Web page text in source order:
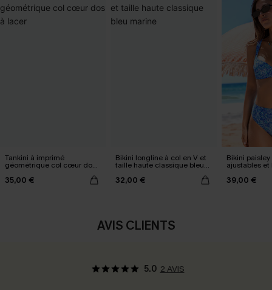
Tankini à imprimé
géométrique col cœur dos
35,00 €
Bikini longline à col en V et
taille haute classique bleu
32,00 €
Bikini
ajustables et
39,00 €
AVIS CLIENTS
5.0 2 AVIS